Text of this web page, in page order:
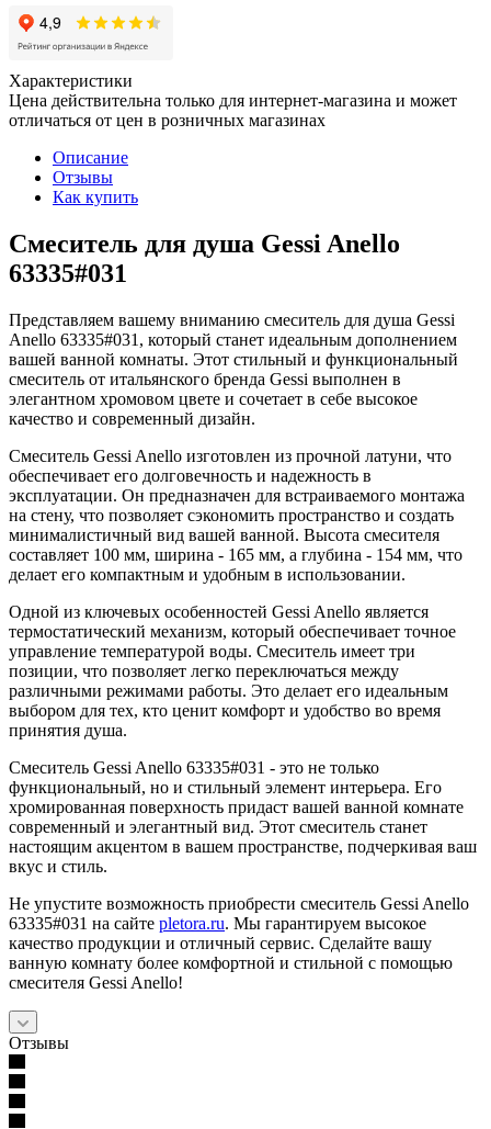
Характеристики
Цена действительна только для интернет-магазина и может
отличаться от цен в розничных магазинах
Описание
Отзывы
Как купить
Смеситель для душа Gessi Anello
63335#031
Представляем вашему вниманию смеситель для душа Gessi
Anello 63335#031, который станет идеальным дополнением
вашей ванной комнаты. Этот стильный и функциональный
смеситель от итальянского бренда Gessi выполнен в
элегантном хромовом цвете и сочетает в себе высокое
качество и современный дизайн.
Смеситель Gessi Anello изготовлен из прочной латуни, что
обеспечивает его долговечность и надежность в
эксплуатации. Он предназначен для встраиваемого монтажа
на стену, что позволяет сэкономить пространство и создать
минималистичный вид вашей ванной. Высота смесителя
составляет 100 мм, ширина - 165 мм, а глубина - 154 мм, что
делает его компактным и удобным в использовании.
Одной из ключевых особенностей Gessi Anello является
термостатический механизм, который обеспечивает точное
управление температурой воды. Смеситель имеет три
позиции, что позволяет легко переключаться между
различными режимами работы. Это делает его идеальным
выбором для тех, кто ценит комфорт и удобство во время
принятия душа.
Смеситель Gessi Anello 63335#031 - это не только
функциональный, но и стильный элемент интерьера. Его
хромированная поверхность придаст вашей ванной комнате
современный и элегантный вид. Этот смеситель станет
настоящим акцентом в вашем пространстве, подчеркивая ваш
вкус и стиль.
Не упустите возможность приобрести смеситель Gessi Anello
63335#031 на сайте pletora.ru. Мы гарантируем высокое
качество продукции и отличный сервис. Сделайте вашу
ванную комнату более комфортной и стильной с помощью
смесителя Gessi Anello!
Отзывы